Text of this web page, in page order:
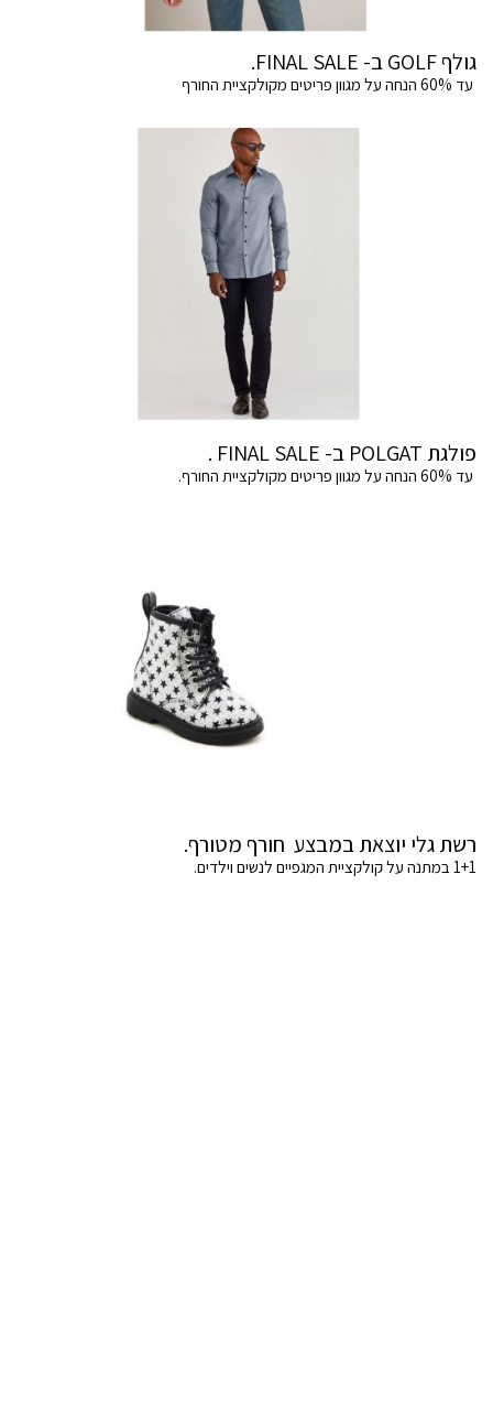
גולף GOLF ב- FINAL SALE.
עד 60% הנחה על מגוון פריטים מקולקציית החורף
פולגת POLGAT ב- FINAL SALE .
עד 60% הנחה על מגוון פריטים מקולקציית החורף.
רשת גלי יוצאת במבצע חורף מטורף.
1+1 במתנה על קולקציית המגפיים לנשים וילדים.